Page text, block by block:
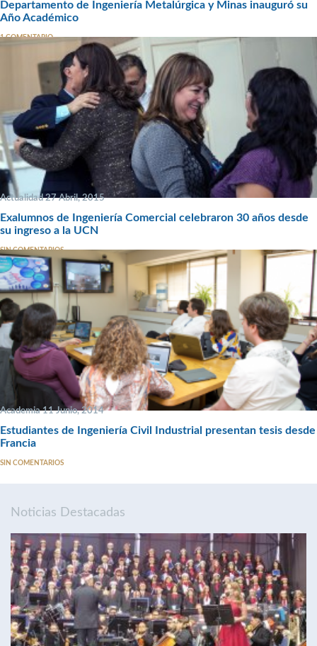
Departamento de Ingeniería Metalúrgica y Minas inauguró su
Año Académico
1 COMENTARIO
Actualidad 27 Abril, 2015
Exalumnos de Ingeniería Comercial celebraron 30 años desde
su ingreso a la UCN
SIN COMENTARIOS
Academia 11 Junio, 2014
Estudiantes de Ingeniería Civil Industrial presentan tesis desde
Francia
SIN COMENTARIOS
Noticias Destacadas